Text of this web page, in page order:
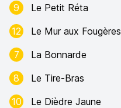
9
Le Petit Réta
12
Le Mur aux Fougères
7
La Bonnarde
8
Le Tire-Bras
10
Le Dièdre Jaune